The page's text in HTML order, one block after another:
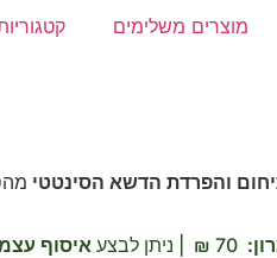
מוצרים משלימים
והפרדת הדשא הסינטטי
: 70 ₪ | ניתן לבצע איסוף